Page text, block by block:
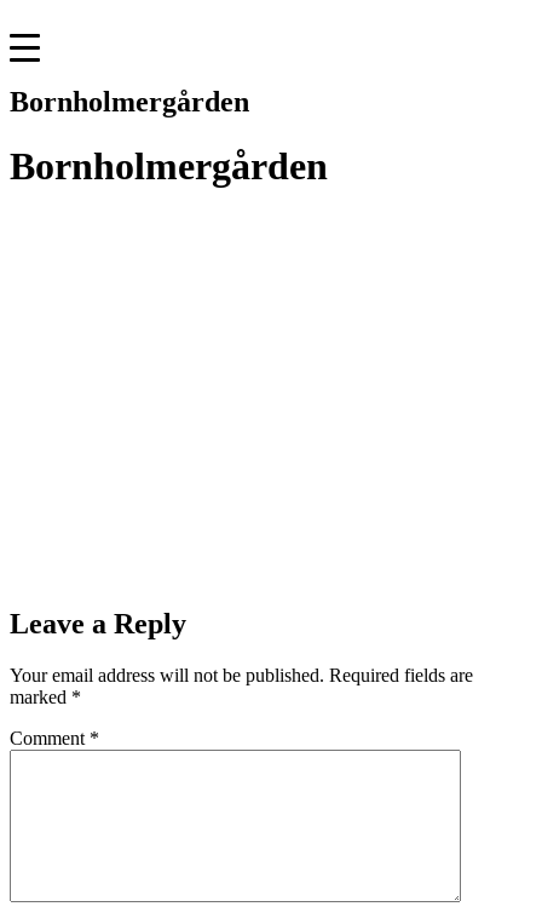
to
content
Bornholmergården
Bornholmergården
Leave a Reply
Your email address will not be published. Required fields are
marked *
Comment *